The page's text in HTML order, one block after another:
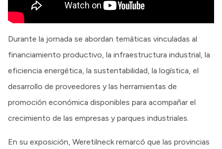
Durante la jornada se abordan temáticas vinculadas al
financiamiento productivo, la infraestructura industrial, la
eficiencia energética, la sustentabilidad, la logística, el
desarrollo de proveedores y las herramientas de
promoción económica disponibles para acompañar el
crecimiento de las empresas y parques industriales.
En su exposición, Weretilneck remarcó que las provincias